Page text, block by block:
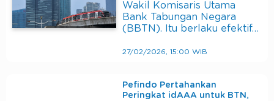
Wakil Komisaris Utama
Bank Tabungan Negara
(BBTN). Itu berlaku efektif…
27/02/2026, 15:00 WIB
Pefindo Pertahankan
Peringkat idAAA untuk BTN,